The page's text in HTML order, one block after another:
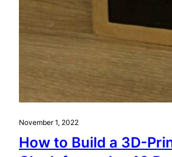
November 1, 2022
How to Build a 3D-